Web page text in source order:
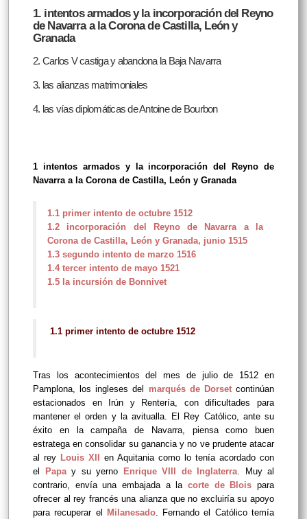
1. intentos armados y la incorporación del Reyno
de Navarra a la Corona de Castilla, León y
Granada
2. Carlos V castiga y abandona la Baja Navarra
3. las alianzas matrimoniales
4. las vías diplomáticas de Antoine de Bourbon
1 intentos armados y la incorporación del Reyno de
Navarra a la Corona de Castilla, León y Granada
1.1 primer intento de octubre 1512
1.2 incorporación del Reyno de Navarra a la
Corona de Castilla, León y Granada, junio 1515
1.3 segundo intento de marzo 1516
1.4 tercer intento de mayo 1521
1.5 la incursión de Bonnivet
1.1 primer intento de octubre 1512
Tras los acontecimientos del mes de julio de 1512 en
Pamplona, los ingleses del marqués de Dorset continúan
estacionados en Irún y Rentería, con dificultades para
mantener el orden y la avitualla. El Rey Católico, ante su
éxito en la campaña de Navarra, piensa como buen
estratega en consolidar su ganancia y no ve prudente atacar
al rey Louis XII
en Aquitania como lo tenía acordado con
el
Papa y su yerno Enrique VIII de Inglaterra. Muy al
contrario, envía una embajada a la corte de Blois para
ofrecer al rey francés una alianza que no excluiría su apoyo
para recuperar el
Milanesado. Fernando el Católico temía